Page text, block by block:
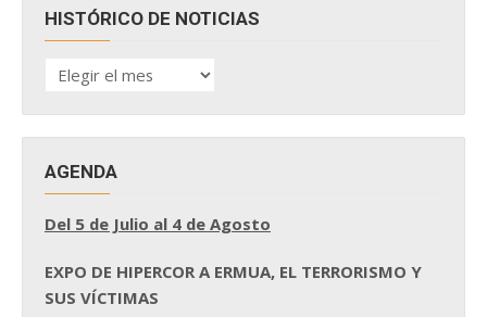
HISTÓRICO DE NOTICIAS
HISTÓRICO
DE
AGENDA
Del 5 de Julio al 4 de Agosto
EXPO DE HIPERCOR A ERMUA, EL TERRORISMO Y
SUS VÍCTIMAS